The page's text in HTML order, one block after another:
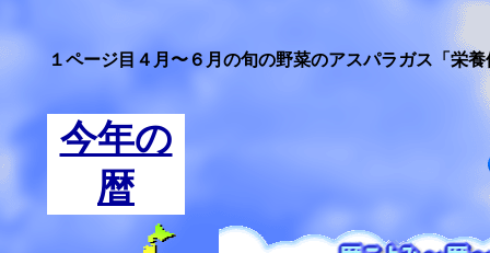
１ページ目４月〜６月の旬の野菜のアスパラガス「栄
今年の
暦